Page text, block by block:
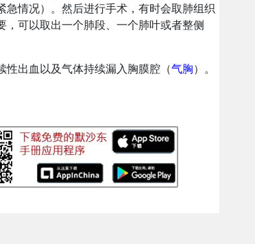
情况）。然后进行手术，有时会取肺组织
可以取出一个肺段、一个肺叶或者整侧
性出血以及气体持续漏入胸膜腔（气胸）。